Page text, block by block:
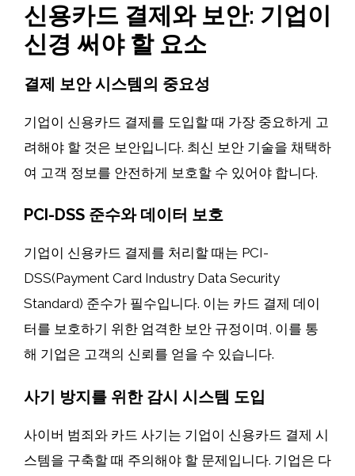
신용카드 결제와 보안: 기업이
신경 써야 할 요소
결제 보안 시스템의 중요성
기업이 신용카드 결제를 도입할 때 가장 중요하게 고
려해야 할 것은 보안입니다. 최신 보안 기술을 채택하
여 고객 정보를 안전하게 보호할 수 있어야 합니다.
PCI-DSS 준수와 데이터 보호
기업이 신용카드 결제를 처리할 때는 PCI-
DSS(Payment Card Industry Data Security
Standard) 준수가 필수입니다. 이는 카드 결제 데이
터를 보호하기 위한 엄격한 보안 규정이며, 이를 통
해 기업은 고객의 신뢰를 얻을 수 있습니다.
사기 방지를 위한 감시 시스템 도입
사이버 범죄와 카드 사기는 기업이 신용카드 결제 시
스템을 구축할 때 주의해야 할 문제입니다. 기업은 다